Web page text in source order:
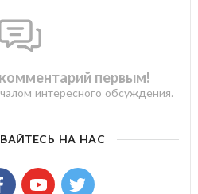
первым!
интересного обсуждения.
НА НАС